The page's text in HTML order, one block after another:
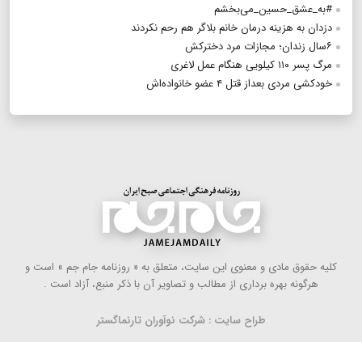
#به_عشق_حسین_می‌بخشم
دزدان به هزینه درمان خانم بلاگر هم رحم نکردند
۶سال زندان؛ مجازات مرد دخترکش
مرگ پسر ۱۱۰ کیلویی هنگام عمل لاغری
خودکشی مردی بعداز قتل ۴ عضو خانواده‌اش
كلیه حقوق مادی و معنوی این سایت، متعلق به « روزنامه جام جم » است و
هرگونه بهره ‌برداری از مطالب و تصاویر آن با ذكر منبع، آزاد است .
طراح سایت : شرکت نوآوران تارنماگستر